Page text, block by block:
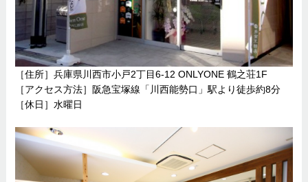
［住所］兵庫県川西市小戸2丁目6-12 ONLYONE 鶴之荘1F
［アクセス方法］阪急宝塚線「川西能勢口」駅より徒歩約8分
［休日］水曜日